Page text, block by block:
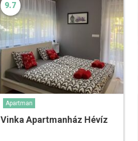
9.7
Apartman
Vinka Apartmanház Hévíz